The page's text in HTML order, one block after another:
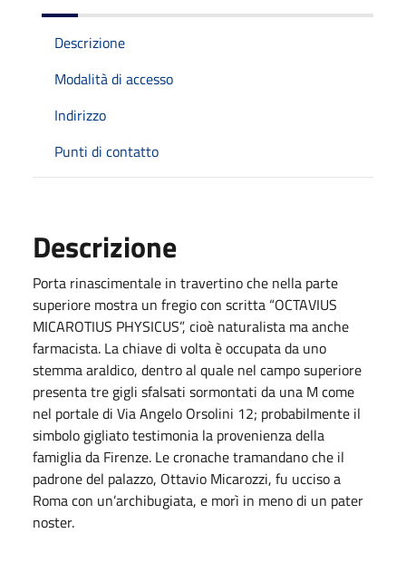
Descrizione
Modalità di accesso
Indirizzo
Punti di contatto
Descrizione
Porta rinascimentale in travertino che nella parte
superiore mostra un fregio con scritta “OCTAVIUS
MICAROTIUS PHYSICUS”, cioè naturalista ma anche
farmacista. La chiave di volta è occupata da uno
stemma araldico, dentro al quale nel campo superiore
presenta tre gigli sfalsati sormontati da una M come
nel portale di Via Angelo Orsolini 12; probabilmente il
simbolo gigliato testimonia la provenienza della
famiglia da Firenze. Le cronache tramandano che il
padrone del palazzo, Ottavio Micarozzi, fu ucciso a
Roma con un’archibugiata, e morì in meno di un pater
noster.